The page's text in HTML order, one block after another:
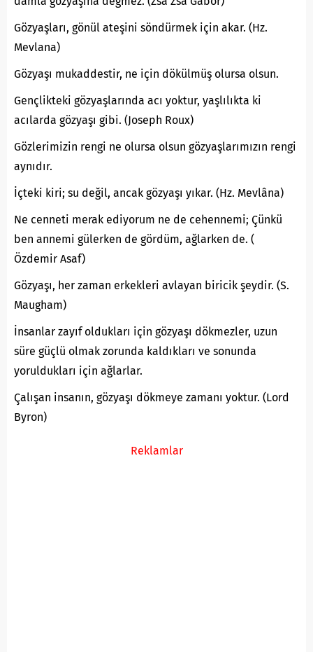
Gözyaşları, gönül ateşini söndürmek için akar. (Hz.
Mevlana)
Gözyaşı mukaddestir, ne için dökülmüş olursa olsun.
Gençlikteki gözyaşlarında acı yoktur, yaşlılıkta ki
acılarda gözyaşı gibi. (Joseph Roux)
Gözlerimizin rengi ne olursa olsun gözyaşlarımızın rengi
aynıdır.
İçteki kiri; su değil, ancak gözyaşı yıkar. (Hz. Mevlâna)
Ne cenneti merak ediyorum ne de cehennemi; Çünkü
ben annemi gülerken de gördüm, ağlarken de. (
Özdemir Asaf)
Gözyaşı, her zaman erkekleri avlayan biricik şeydir. (S.
Maugham)
İnsanlar zayıf oldukları için gözyaşı dökmezler, uzun
süre güçlü olmak zorunda kaldıkları ve sonunda
yoruldukları için ağlarlar.
Çalışan insanın, gözyaşı dökmeye zamanı yoktur. (Lord
Byron)
Reklamlar